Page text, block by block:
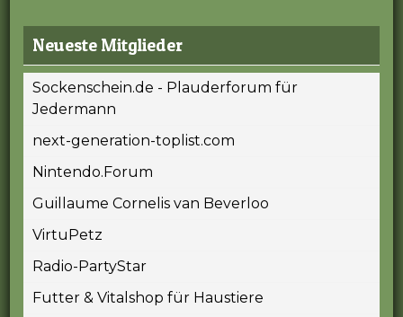
Neueste Mitglieder
Sockenschein.de - Plauderforum für
Jedermann
next-generation-toplist.com
Nintendo.Forum
Guillaume Cornelis van Beverloo
VirtuPetz
Radio-PartyStar
Futter & Vitalshop für Haustiere